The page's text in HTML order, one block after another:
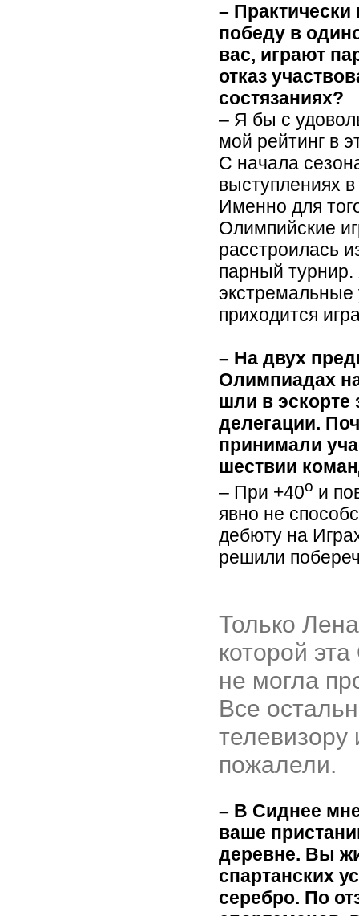
– Практически
победу в
вас, играют
отказ
состязаниях?
– Я бы с
мой рейтинг в
С начала
выступлениях
Именно для
Олимпийские
расстроилась
парный
экстремальные
приходится
– На двух
Олимпиадах
шли в эскорте
делегации.
принимали
шествии
– При +40o и
явно не
дебюту на
решили
Только
которой
не могла
Все
телевизору
пожалели.
– В Сиднее
ваше
деревне. Вы
спартанских
серебро. По